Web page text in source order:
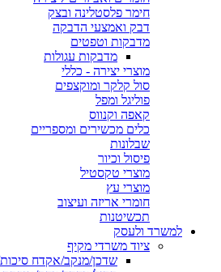
חימר פלסטלינה ובצק
דבק ואמצעי הדבקה
מדבקות וטפטים
מדבקות עגולות
מוצרי יצירה - כללי
סול קלקר ומוקצפים
פוליגל ומפל
קאפה וקנווס
כלים מכשירים ומספריים
שבלונות
פיסול וכיור
מוצרי טקסטיל
מוצרי עץ
חומרי אריזה ועיצוב
תכשיטנות
למשרד ולעסק
ציוד משרדי מקיף
שדכן/מנקב/אקדח